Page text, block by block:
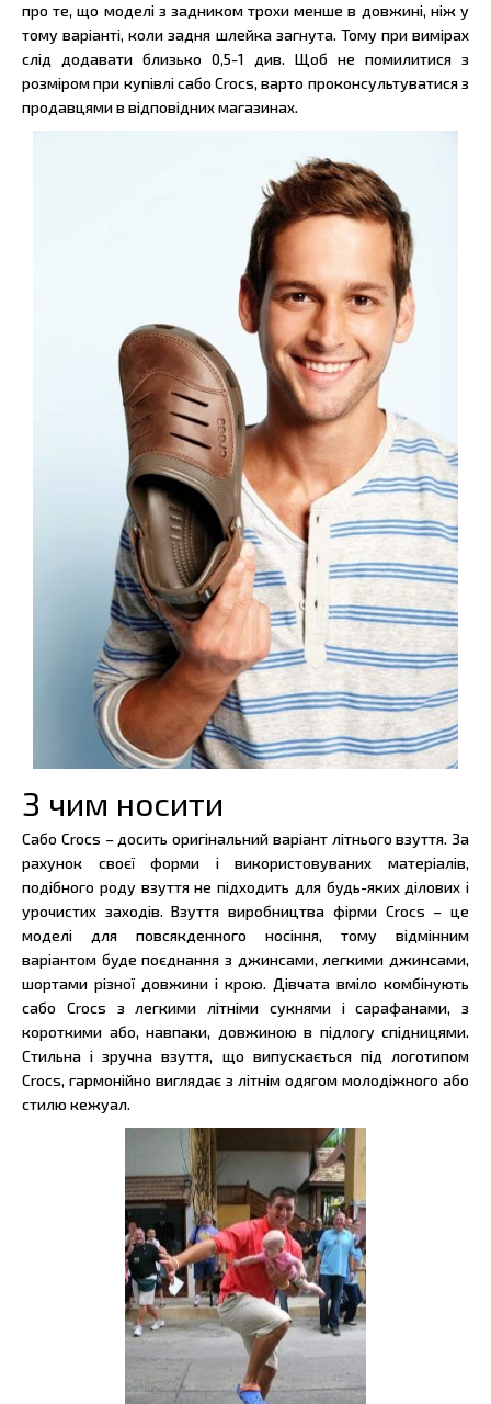
про те, що моделі з задником трохи менше в довжині, ніж у
тому варіанті, коли задня шлейка загнута. Тому при вимірах
слід додавати близько 0,5-1 див. Щоб не помилитися з
розміром при купівлі сабо Crocs, варто проконсультуватися з
продавцями в відповідних магазинах.
З чим носити
Сабо Crocs – досить оригінальний варіант літнього взуття. За
рахунок своєї форми і використовуваних матеріалів,
подібного роду взуття не підходить для будь-яких ділових і
урочистих заходів. Взуття виробництва фірми Crocs – це
моделі для повсякденного носіння, тому відмінним
варіантом буде поєднання з джинсами, легкими джинсами,
шортами різної довжини і крою. Дівчата вміло комбінують
сабо Crocs з легкими літніми сукнями і сарафанами, з
короткими або, навпаки, довжиною в підлогу спідницями.
Стильна і зручна взуття, що випускається під логотипом
Crocs, гармонійно виглядає з літнім одягом молодіжного або
стилю кежуал.